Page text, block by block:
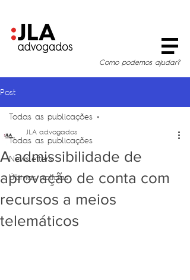
Como podemos ajudar?
Post
Todas as publicações
Newsletters
Últimas notícias
Todas as publicações
A admissibilidade de
aprovação de conta com
recursos a meios
telemáticos
JLA advogados